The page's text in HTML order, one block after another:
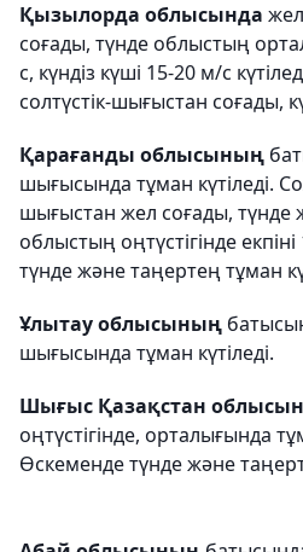
Қызылорда облысында
соғады, түнде облыстың
с, күндіз күші 15-20 м/с
солтүстік-шығыстан соғады,
Қарағанды облысының
шығысында тұман күтіледі.
шығыстан жел соғады, түнде
облыстың оңтүстігінде
түнде және таңертең тұман
Ұлытау облысының
шығысында тұман күтіледі.
Шығыс Қазақстан
оңтүстігінде, орталығында
Өскеменде түнде және